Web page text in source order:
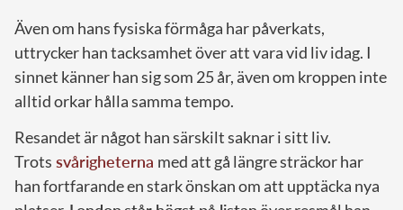
Även om hans fysiska förmåga har påverkats,
uttrycker han tacksamhet över att vara vid liv idag. I
sinnet känner han sig som 25 år, även om kroppen inte
alltid orkar hålla samma tempo.
Resandet är något han särskilt saknar i sitt liv.
Trots svårigheterna med att gå längre sträckor har
han fortfarande en stark önskan om att upptäcka nya